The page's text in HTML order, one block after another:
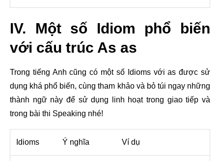
IV. Một số Idiom phổ biến
với cấu trúc As as
Trong tiếng Anh cũng có một số Idioms với as được sử
dụng khá phổ biến, cùng tham khảo và bỏ túi ngay những
thành ngữ này để sử dụng linh hoạt trong giao tiếp và
trong bài thi Speaking nhé!
Idioms Ý nghĩa Ví dụ